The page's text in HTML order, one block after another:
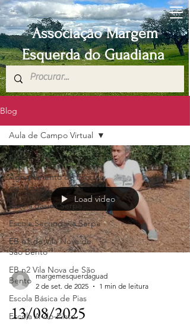
Associação Margem
Esquerda do Guadiana
Blog
All Posts
Agrupamento de Escolas
de Moura
Escola Básica Serpa
Escola Secundaria Serpa
EB n1 de Vila Nova de
São Bento
EB n2 Vila Nova de São
Bento
Escola Básica de Pias
Escola A-do-Pinto
Aula de Campo Virtual
Load video
margemesquerdaguad
2 de set. de 2025
1 min de leitura
13/08/2025